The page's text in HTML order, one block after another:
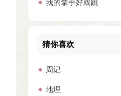
我的拿手好戏跳
舞作文集合13篇
猜你喜欢
周记
地理